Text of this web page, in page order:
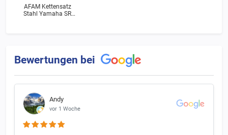
AFAM Kettensatz
Stahl Yamaha SR
Bewertungen bei
Andy
vor 1 Woche